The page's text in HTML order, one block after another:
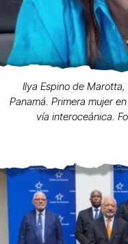
Ilya Espino de
Panamá. Primera mujer
vía interoceánica.